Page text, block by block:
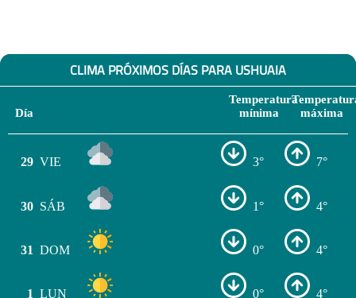
CLIMA PRÓXIMOS DÍAS PARA USHUAIA
Día
Temperatura
mínima
máxima
29 VIE 3° 7°
30 SÁB 1° 4°
31 DOM 0° 4°
1 LUN 0° 4°